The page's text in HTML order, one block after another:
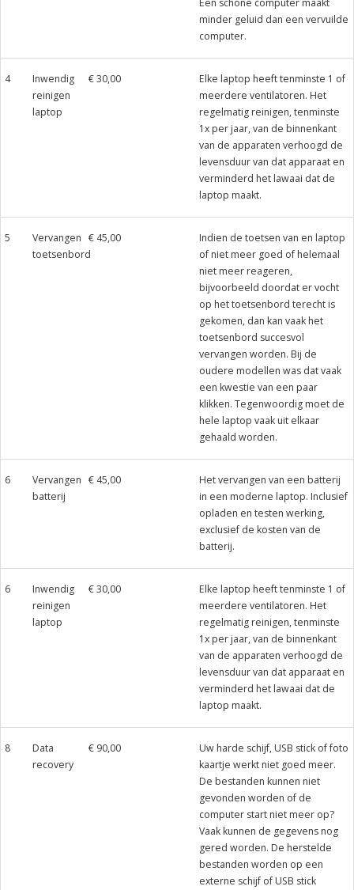
Een schone computer maakt
minder geluid dan een vervuilde
computer.
4
Inwendig
reinigen
laptop
€ 30,00
Elke laptop heeft tenminste 1 of
meerdere ventilatoren. Het
regelmatig reinigen, tenminste
1x per jaar, van de binnenkant
van de apparaten verhoogd de
levensduur van dat apparaat en
verminderd het lawaai dat de
laptop maakt.
5
Vervangen
toetsenbord
€ 45,00
Indien de toetsen van en laptop
of niet meer goed of helemaal
niet meer reageren,
bijvoorbeeld doordat er vocht
op het toetsenbord terecht is
gekomen, dan kan vaak het
toetsenbord succesvol
vervangen worden. Bij de
oudere modellen was dat vaak
een kwestie van een paar
klikken. Tegenwoordig moet de
hele laptop vaak uit elkaar
gehaald worden.
6
Vervangen
batterij
€ 45,00
Het vervangen van een batterij
in een moderne laptop. Inclusief
opladen en testen werking,
exclusief de kosten van de
batterij.
6
Inwendig
reinigen
laptop
€ 30,00
Elke laptop heeft tenminste 1 of
meerdere ventilatoren. Het
regelmatig reinigen, tenminste
1x per jaar, van de binnenkant
van de apparaten verhoogd de
levensduur van dat apparaat en
verminderd het lawaai dat de
laptop maakt.
8
Data
recovery
€ 90,00
Uw harde schijf, USB stick of foto
kaartje werkt niet goed meer.
De bestanden kunnen niet
gevonden worden of de
computer start niet meer op?
Vaak kunnen de gegevens nog
gered worden. De herstelde
bestanden worden op een
externe schijf of USB stick